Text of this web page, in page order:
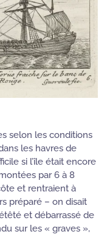
selon les conditions
les havres de
si l’île était encore
par 6 à 8
et rentraient à
préparé – on disait
et débarrassé de
sur les « graves »,